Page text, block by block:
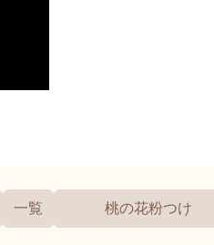
一覧 桃の花粉つけ